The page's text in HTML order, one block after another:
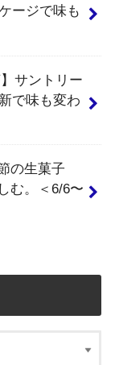
ージで味も
サントリー
で味も変わ
の生菓子
む。＜6/6〜